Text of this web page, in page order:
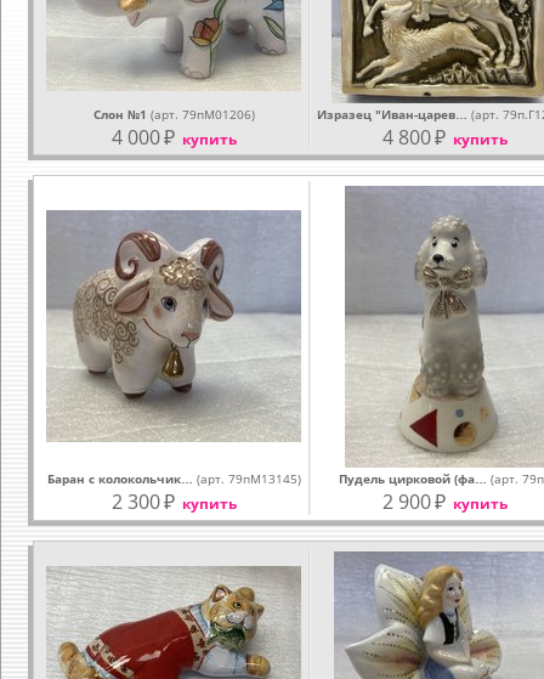
Слон №1 (арт. 79пМ01206)
4 000₽ купить
Изразец "Иван-царев… (арт.
4 800₽ купить
Баран с колокольчик… (арт. 79пМ13145)
2 300₽ купить
Пудель цирковой (фа… (арт.
2 900₽ купить